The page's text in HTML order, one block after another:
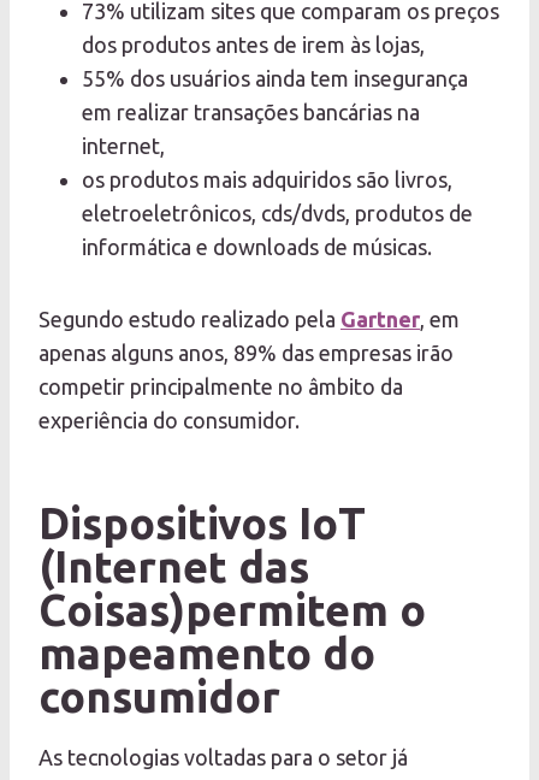
73% utilizam sites que comparam os preços
dos produtos antes de irem às lojas,
55% dos usuários ainda tem insegurança
em realizar transações bancárias na
internet,
os produtos mais adquiridos são livros,
eletroeletrônicos, cds/dvds, produtos de
informática e downloads de músicas.
Segundo estudo realizado pela Gartner , em
apenas alguns anos, 89% das empresas irão
competir principalmente no âmbito da
experiência do consumidor.
Dispositivos IoT
(Internet das
Coisas)permitem o
mapeamento do
consumidor
As tecnologias voltadas para o setor já